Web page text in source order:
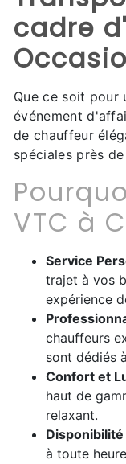
cadre
Que ce soit pour
événement
de chauffeur
spéciales près
VTC à
Service
trajet à vos
expérience
chauffeurs
sont dédiés
Confort et
haut de
relaxant.
à toute